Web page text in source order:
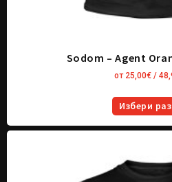
Sodom – Agent
от 25,00€ /
Избери